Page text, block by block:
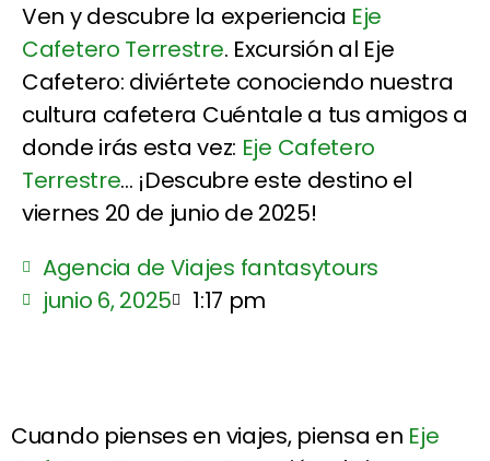
Ven y descubre la experiencia Eje
Cafetero Terrestre. Excursión al Eje
Cafetero: diviértete conociendo nuestra
cultura cafetera Cuéntale a tus amigos a
donde irás esta vez: Eje Cafetero
Terrestre... ¡Descubre este destino el
viernes 20 de junio de 2025!
Agencia de Viajes fantasytours
junio 6, 2025
1:17 pm
Cuando pienses en viajes, piensa en Eje